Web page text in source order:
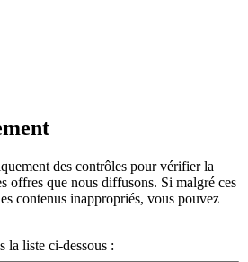
des contrôles pour vérifier la
offres que nous diffusons. Si malgré ces
contenus inappropriés, vous pouvez
la liste ci-dessous :